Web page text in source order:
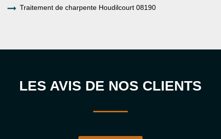
Traitement de charpente Houdilcourt 08190
LES AVIS DE NOS CLIENTS